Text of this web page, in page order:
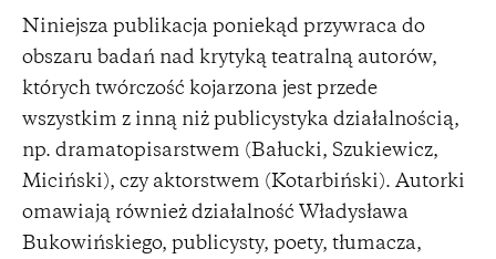
Niniejsza publikacja poniekąd przywraca do
obszaru badań nad krytyką teatralną autorów,
których twórczość kojarzona jest przede
wszystkim z inną niż publicystyka działalnością,
np. dramatopisarstwem (Bałucki, Szukiewicz,
Miciński), czy aktorstwem (Kotarbiński). Autorki
omawiają również działalność Władysława
Bukowińskiego, publicysty, poety, tłumacza,